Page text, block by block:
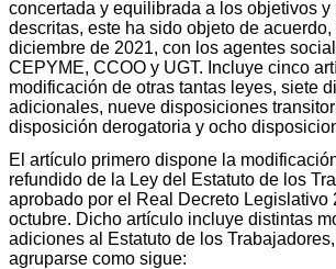
concertada y equilibrada a los objetivos
descritas, este ha sido objeto de
diciembre de 2021, con los agentes
CEPYME, CCOO y UGT. Incluye cinco
modificación de otras tantas leyes, siete
adicionales, nueve disposiciones
disposición derogatoria y ocho
El artículo primero dispone la
refundido de la Ley del Estatuto de los
aprobado por el Real Decreto Legislativo
octubre. Dicho artículo incluye distintas
adiciones al Estatuto de los
agruparse como sigue: